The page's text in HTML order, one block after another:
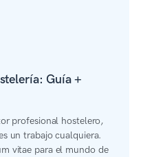
Guía +
profesional hostelero,
un trabajo cualquiera.
vitae para el mundo de